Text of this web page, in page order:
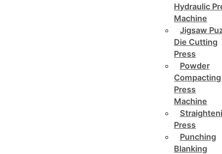
Hydraulic
Machine
Jigsaw
Die Cutting
Press
Powder
Compacting
Press
Machine
Press
Punching
Blanking